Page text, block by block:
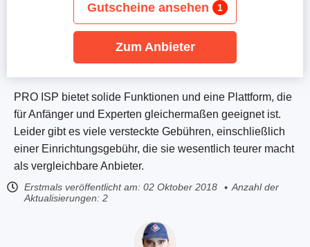
PRO ISP bietet solide Funktionen und eine Plattform, die
für Anfänger und Experten gleichermaßen geeignet ist.
Leider gibt es viele versteckte Gebühren, einschließlich
einer Einrichtungsgebühr, die sie wesentlich teurer macht
als vergleichbare Anbieter.
Erstmals veröffentlicht am: 02 Oktober 2018
Anzahl der
Aktualisierungen: 2
Gutscheine ansehen 1
Zum Anbieter